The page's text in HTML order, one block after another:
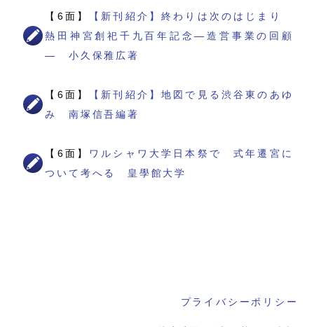
【6面】
【新刊紹介】終わりは次のはじまり
熱田神宮創祀千九百年記念―造営事業の回顧
― 小久保雅広著
【6面】
【新刊紹介】地図で見る渋谷東のあゆ
み 南塚信吾編著
【6面】
ワルシャワ大学日本祭で 式年遷宮に
ついて考へる 皇學館大学
プライバシーポリシー